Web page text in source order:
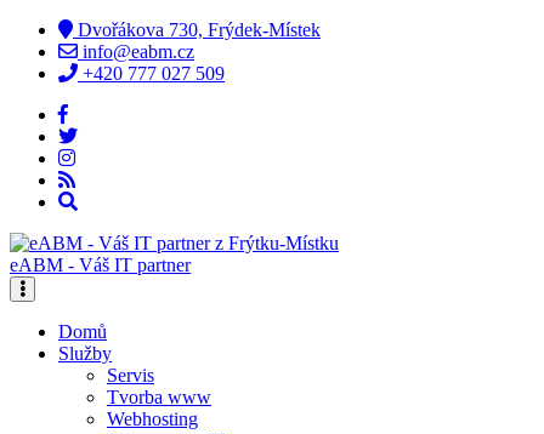
Dvořákova 730, Frýdek-Místek
info@eabm.cz
+420 777 027 509
eABM - Váš IT partner
Domů
Služby
Servis
Tvorba www
Webhosting